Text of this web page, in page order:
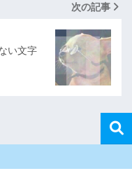
次の記事
い文字